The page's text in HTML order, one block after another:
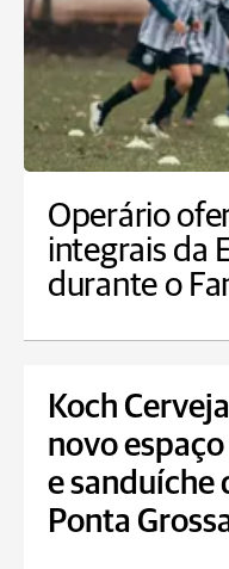
Operário
integrais da
durante o
Koch
novo
e sanduíche
Ponta